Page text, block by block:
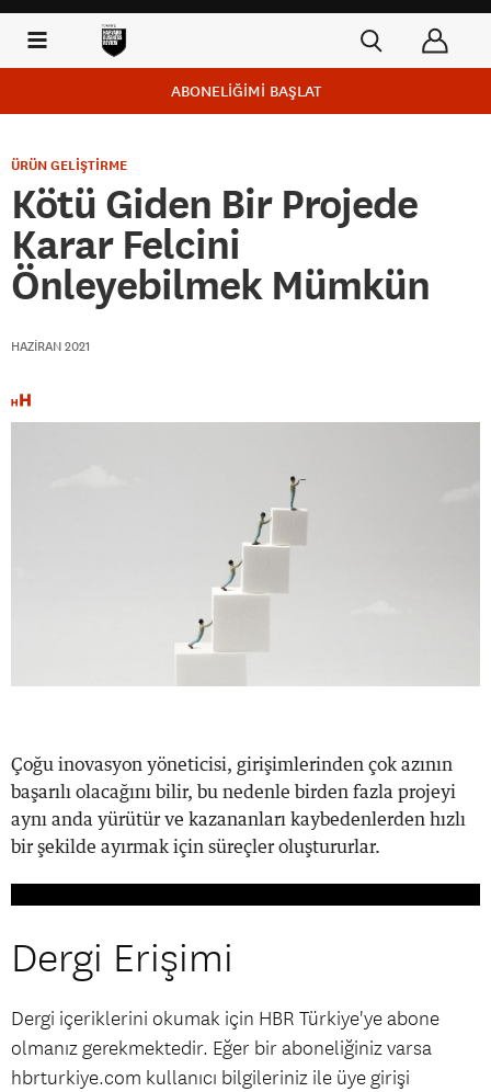
ABONELİĞİMİ BAŞLAT
ÜRÜN GELİŞTİRME
Kötü Giden Bir Projede
Karar Felcini
Önleyebilmek Mümkün
HAZIRAN 2021
Çoğu inovasyon yöneticisi, girişimlerinden çok azının
başarılı olacağını bilir, bu nedenle birden fazla projeyi
aynı anda yürütür ve kazananları kaybedenlerden hızlı
bir şekilde ayırmak için süreçler oluştururlar.
Dergi Erişimi
Dergi içeriklerini okumak için HBR Türkiye'ye abone
olmanız gerekmektedir. Eğer bir aboneliğiniz varsa
hbrturkiye.com kullanıcı bilgileriniz ile üye girişi